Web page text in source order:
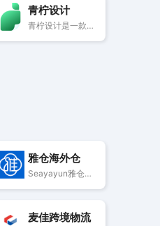
青柠设计
青柠设计是一款免费在线设计工具，主打海报在线设计，覆盖常见的设计样式，五分钟在线完成设计；操作简单，一个账号多个平台通用编辑，可登录青柠设计网页版，青柠设计app，青柠设计小程序同步编辑；做海报，banner、logo在线设计认准青柠设计官网。
雅仓海外仓
Seayayun雅仓含菲马越泰印墨西哥二十几个自营海外仓，支持极速达/次日达
麦佳跨境物流